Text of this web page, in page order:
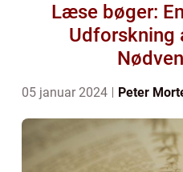
Læse bøger:
Udforskning
05 januar 2024 Peter